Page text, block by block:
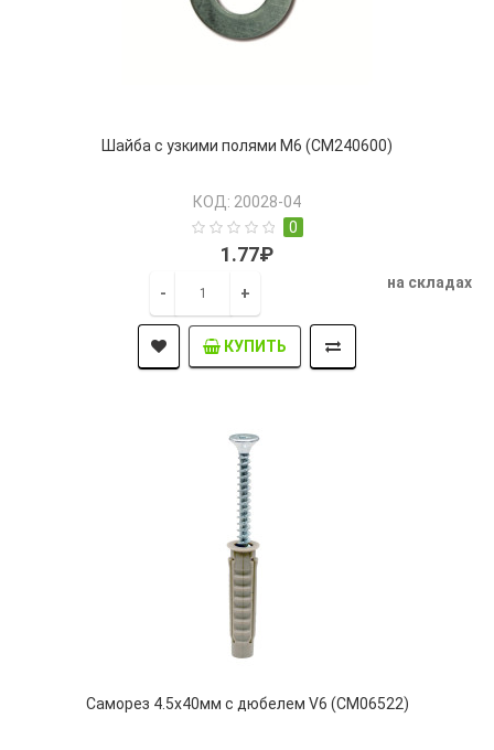
Шайба с узкими полями М6 (CM240600)
КОД: 20028-04
0
1.77₽
- +
на складах
КУПИТЬ
Саморез 4.5х40мм с дюбелем V6 (CM06522)